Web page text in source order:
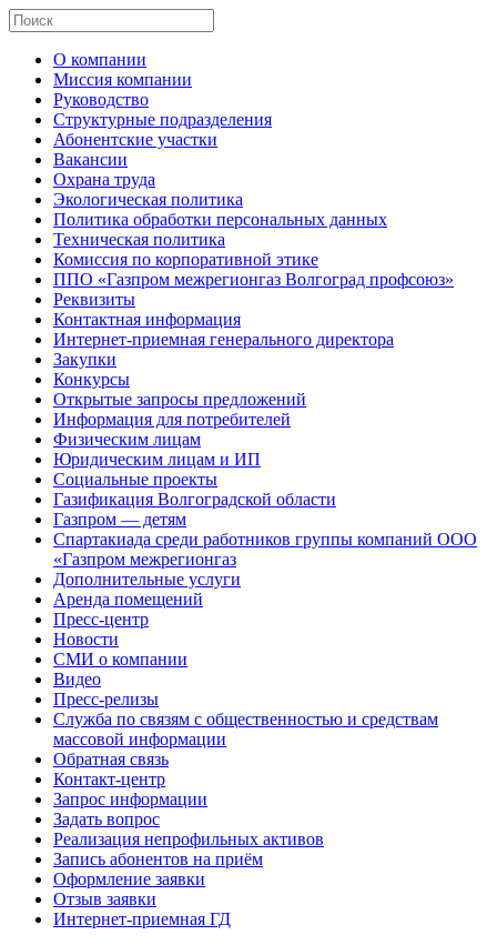
О компании
Миссия компании
Руководство
Структурные подразделения
Абонентские участки
Вакансии
Охрана труда
Экологическая политика
Политика обработки персональных данных
Техническая политика
Комиссия по корпоративной этике
ППО «Газпром межрегионгаз Волгоград профсоюз»
Реквизиты
Контактная информация
Интернет-приемная генерального директора
Закупки
Конкурсы
Открытые запросы предложений
Информация для потребителей
Физическим лицам
Юридическим лицам и ИП
Социальные проекты
Газификация Волгоградской области
Газпром — детям
Спартакиада среди работников группы компаний ООО
«Газпром межрегионгаз
Дополнительные услуги
Аренда помещений
Пресс-центр
Новости
СМИ о компании
Видео
Пресс-релизы
Служба по связям с общественностью и средствам
массовой информации
Обратная связь
Контакт-центр
Запрос информации
Задать вопрос
Реализация непрофильных активов
Запись абонентов на приём
Оформление заявки
Отзыв заявки
Интернет-приемная ГД